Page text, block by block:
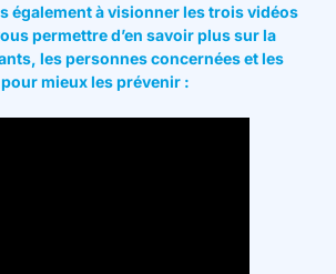
également à visionner les trois vidéos
permettre d’en savoir plus sur la
les personnes concernées et les
mieux les prévenir :